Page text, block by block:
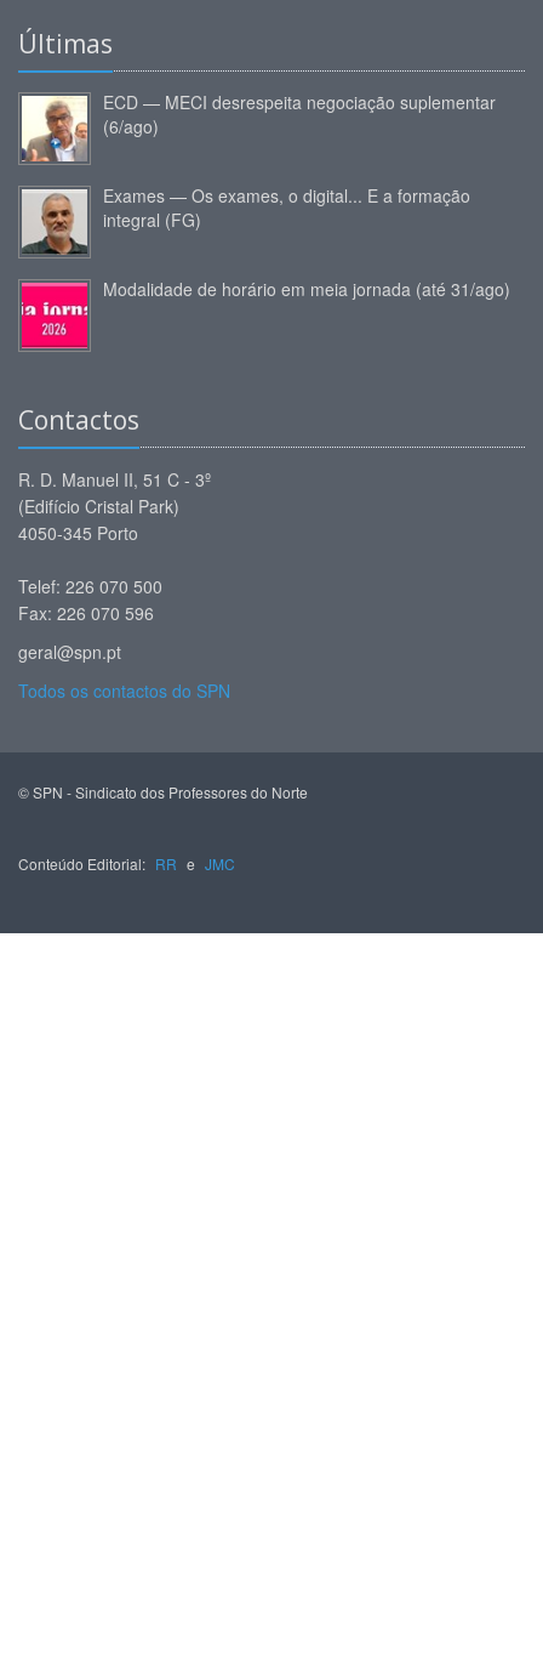
Últimas
ECD — MECI desrespeita negociação suplementar
(6/ago)
Exames — Os exames, o digital... E a formação
integral (FG)
Modalidade de horário em meia jornada (até 31/ago)
Contactos
R. D. Manuel II, 51 C - 3º
(Edifício Cristal Park)
4050-345 Porto
Telef: 226 070 500
Fax: 226 070 596
geral@spn.pt
Todos os contactos do SPN
© SPN - Sindicato dos Professores do Norte
Conteúdo Editorial: RR e JMC